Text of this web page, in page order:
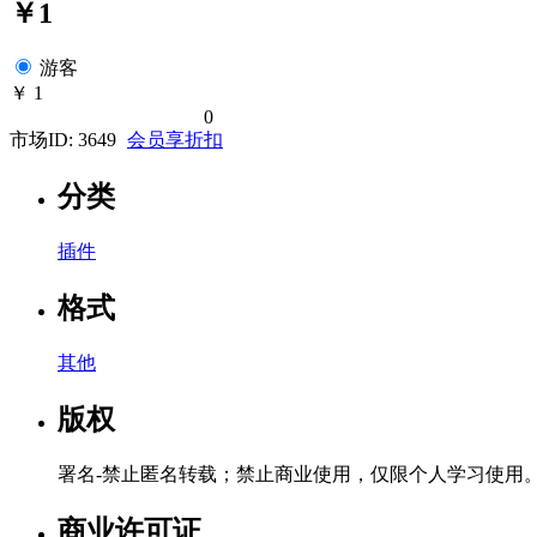
￥1
游客
￥ 1
0
市场ID: 3649 会员享折扣
分类
插件
格式
其他
版权
署名-禁止匿名转载；禁止商业使用，仅限个人学习使用。
商业许可证